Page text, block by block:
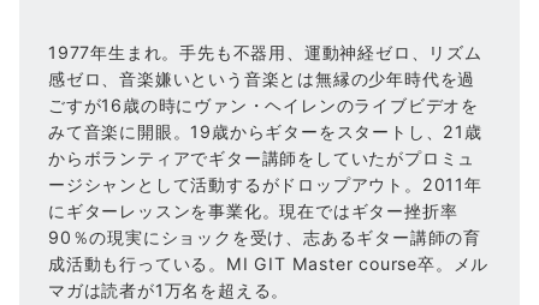
1977年生まれ。手先も不器用、運動神経ゼロ、リズム
感ゼロ、音楽嫌いという音楽とは無縁の少年時代を過
ごすが16歳の時にヴァン・ヘイレンのライブビデオを
みて音楽に開眼。19歳からギターをスタートし、21歳
からボランティアでギター講師をしていたがプロミュ
ージシャンとして活動するがドロップアウト。2011年
にギターレッスンを事業化。現在ではギター挫折率
90％の現実にショックを受け、志あるギター講師の育
成活動も行っている。MI GIT Master course卒。メル
マガは読者が1万名を超える。